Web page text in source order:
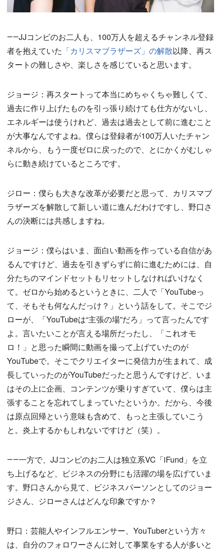
――JJコンビのお二人も、100万人を超えるチャンネル登録
者を抱えていた 「カリスマブラザーズ」の解散以降、再ス
タートの難しさや、楽しさを感じていると思います。
ジョージ：再スタートって本当にめちゃくちゃ難しくて、
過去に作り上げたものを引っ張り続けても仕方がないし、
エネルギーは使うけれど、過去は過去として前に進むこと
が大事なんですよね。僕らは登録者が100万人いたチャン
ネルから、もう一度ゼロに戻ったので、とにかくがむしゃ
らに動き続けているところです。
ジロー：僕らも大きな改革が必要だと思って、カリスマブ
ラザーズを解散して新しい道に進んだわけですし、野口さ
んの決断には共感しますね。
ジョージ：僕らはいま、面白い動画を作っている自信があ
るんですけど、過去を引きずらずに前に進むためには、自
分たちのマインドセットもリセットしなければいけなく
て。ゼロから始めるというときに、二人で「YouTubeっ
て、そもそも何なんだっけ？」という話をして。そこでジ
ローが、「YouTubeは“主張の場”だろ」って言ったんです
よ。言いたいことが言える場所だったし、「これオモ
ロ！」と思った瞬間に動画を撮って上げていたのが
YouTubeで。そこでクリエイターに発信力が生まれて、成
長していったのがYouTubeだったと思うんですけど、いま
はその上に企画、コンテンツが乗りすぎていて、僕らは主
張することを忘れてしまっていたというか。だから、今後
は原点回帰という意味も含めて、もっと主張していこう
と。炎上するかもしれないですけど（笑）。
――一方で、JJコンビのお二人は独立系VC「iFund」を立
ち上げるなど、ビジネスの分野にも活躍の場を広げていま
す。野口さんから見て、ビジネスパーソンとしてのジョー
ジさん、ジローさんはどんな印象ですか？
野口：芸能人やインフルエンサー、YouTuberという方々
は、自分のフォロワーさんに対して事業をする人が多いと